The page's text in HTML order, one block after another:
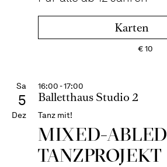
Karten
€10
Sa
5
Dez
16:00 - 17:00
Balletthaus Studio 2
Tanz mit!
MIXED-ABLED
TANZPROJEKT